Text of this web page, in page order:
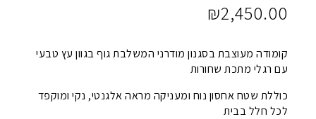
₪2,450.00
קומודה מעוצבת בסגנון מודרני המשלבת גוף בגוון עץ טבעי
עם רגלי מתכת שחורות
כוללת שטח אחסון נוח ומעניקה מראה אלגנטי, נקי ומוקפד
לכל חלל בבית